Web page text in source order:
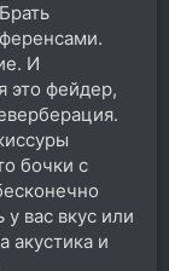
И
это фейдер,
бочки с
вас вкус или
акустика и